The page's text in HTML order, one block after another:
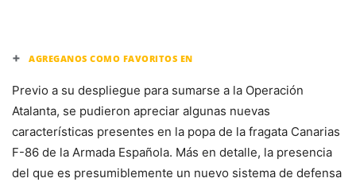
+ AGREGANOS COMO FAVORITOS EN
Previo a su despliegue para sumarse a la Operación
Atalanta, se pudieron apreciar algunas nuevas
características presentes en la popa de la fragata Canarias
F-86 de la Armada Española. Más en detalle, la presencia
del que es presumiblemente un nuevo sistema de defensa